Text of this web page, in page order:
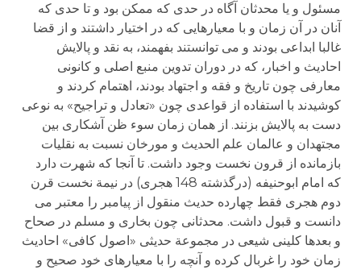
مسئول و یا محدثان آگاه در حدی که ممکن بود و تا حدی که
آنان در آن زمان و با معیارهایی که در اختیار داشتند و از قضا
غالبا ابداعی بودند و می توانستند بفهمند، به نقد و پالایش
احادیث و اخبار، که در دوران تدوین منبع اصلی و کانونی
معارفی چون تاریخ و فقه و اجتهاد بودند، اهتمام کردند و
کوشیدند با استفاده از قواعدی چون «تعادل و تراجیح» به نوعی
دست به پالایش بزنند. از همان زمان سوء ظن آشکاری بین
مجتهدان و عالمان علم الحدیث و مورخان نسبت به نقلیات
بازمانده از قرون نخست وجود داشت. تا آنجا که شهرت دارد
که امام ابوحنیفه (درگذشته 148 هجری) در نیمة نخست قرن
دوم هجری فقط چهارده حدیث منقول از پیامبر را معتبر می
دانست و قبول داشت. محدثانی چون بخاری و مسلم در صحاح
و بعدها کلینی شیعی در مجموعة حدیثی «اصول کافی» احادیث
زمان خود را غربال کرده و آنچه را با معیارهای خود صحیح و